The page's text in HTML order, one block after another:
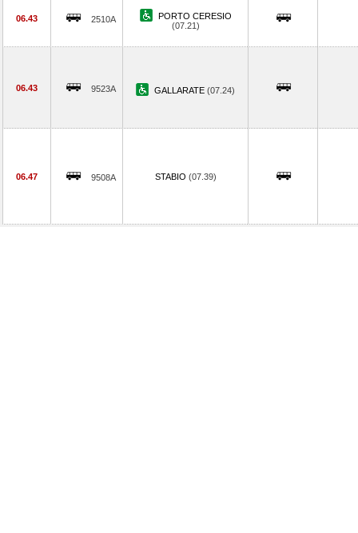
06.43 2510A
PORTO CERESIO
(07.21)
06.43 9523A GALLARATE (07.24)
06.47 9508A STABIO (07.39)